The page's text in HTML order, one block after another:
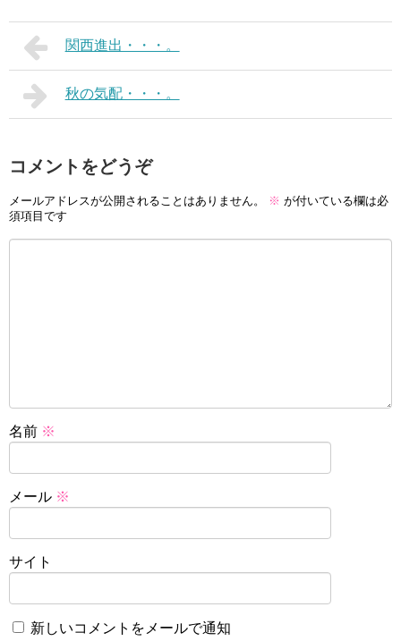
関西進出・・・。
秋の気配・・・。
コメントをどうぞ
メールアドレスが公開されることはありません。 ※ が付いている欄は必
須項目です
名前 ※
メール ※
サイト
新しいコメントをメールで通知